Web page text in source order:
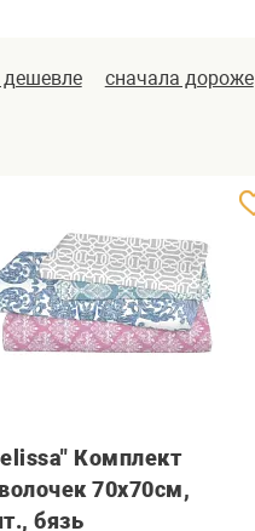
дешевле сначала дороже
Комплект
70х70см,
бязь